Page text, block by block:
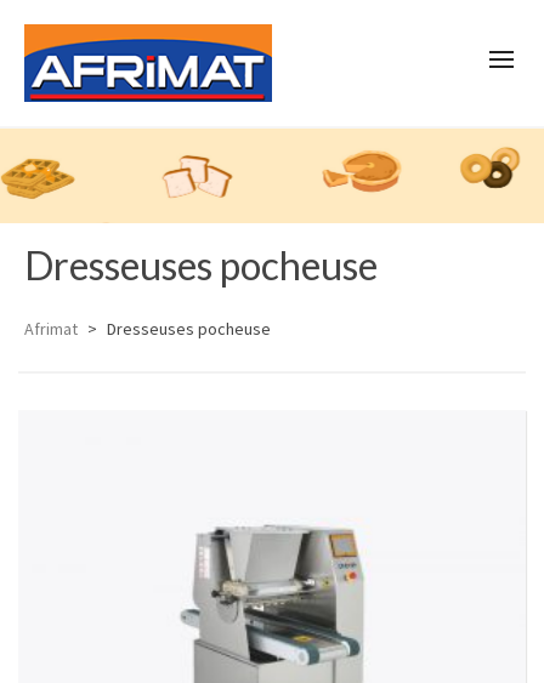
Dresseuses pocheuse
Afrimat > Dresseuses pocheuse